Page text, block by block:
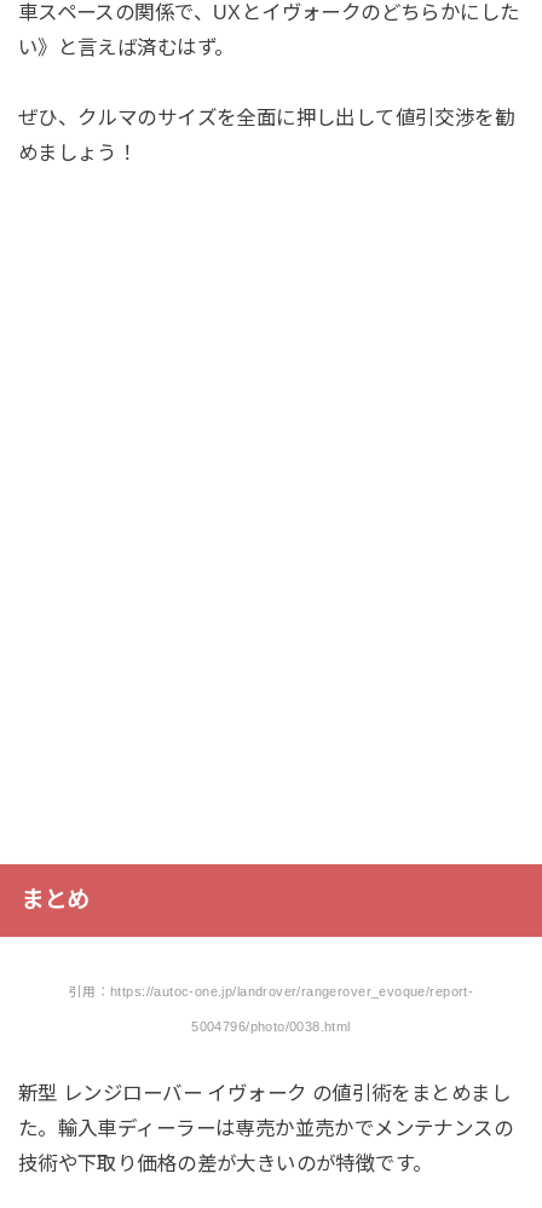
車スペースの関係で、UXとイヴォークのどちらかにした
い》と言えば済むはず。
ぜひ、クルマのサイズを全面に押し出して値引交渉を勧
めましょう！
まとめ
引用：https://autoc-one.jp/landrover/rangerover_evoque/report-
5004796/photo/0038.html
新型 レンジローバー イヴォーク の値引術をまとめまし
た。輸入車ディーラーは専売か並売かでメンテナンスの
技術や下取り価格の差が大きいのが特徴です。